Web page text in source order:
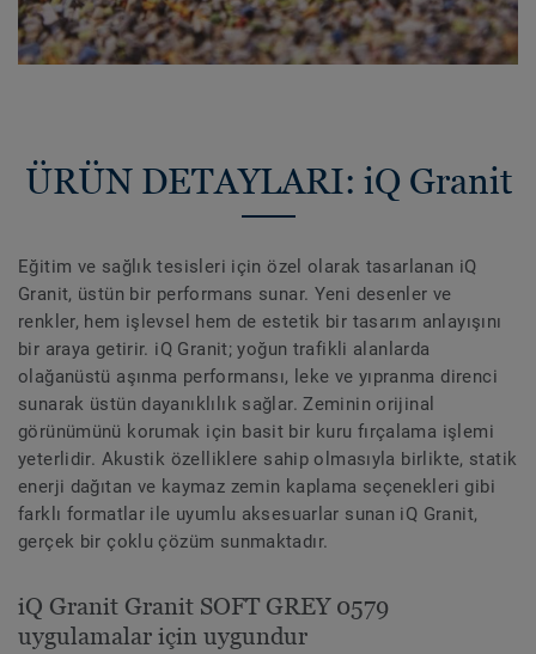
ÜRÜN DETAYLARI: iQ Granit
Eğitim ve sağlık tesisleri için özel olarak tasarlanan iQ
Granit, üstün bir performans sunar. Yeni desenler ve
renkler, hem işlevsel hem de estetik bir tasarım anlayışını
bir araya getirir. iQ Granit; yoğun trafikli alanlarda
olağanüstü aşınma performansı, leke ve yıpranma direnci
sunarak üstün dayanıklılık sağlar. Zeminin orijinal
görünümünü korumak için basit bir kuru fırçalama işlemi
yeterlidir. Akustik özelliklere sahip olmasıyla birlikte, statik
enerji dağıtan ve kaymaz zemin kaplama seçenekleri gibi
farklı formatlar ile uyumlu aksesuarlar sunan iQ Granit,
gerçek bir çoklu çözüm sunmaktadır.
iQ Granit Granit SOFT GREY 0579
uygulamalar için uygundur